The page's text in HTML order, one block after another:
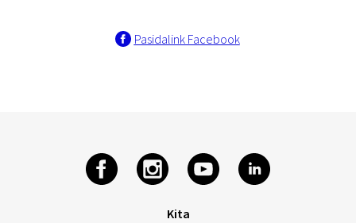
Pasidalink Facebook
Kita